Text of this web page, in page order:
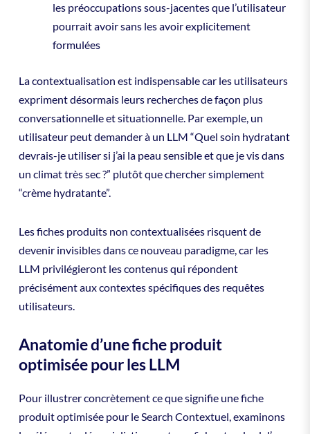
les préoccupations sous-jacentes que l’utilisateur
pourrait avoir sans les avoir explicitement
formulées
La contextualisation est indispensable car les utilisateurs
expriment désormais leurs recherches de façon plus
conversationnelle et situationnelle. Par exemple, un
utilisateur peut demander à un LLM “Quel soin hydratant
devrais-je utiliser si j’ai la peau sensible et que je vis dans
un climat très sec ?” plutôt que chercher simplement
“crème hydratante”.
Les fiches produits non contextualisées risquent de
devenir invisibles dans ce nouveau paradigme, car les
LLM privilégieront les contenus qui répondent
précisément aux contextes spécifiques des requêtes
utilisateurs.
Anatomie d’une fiche produit
optimisée pour les LLM
Pour illustrer concrètement ce que signifie une fiche
produit optimisée pour le Search Contextuel, examinons